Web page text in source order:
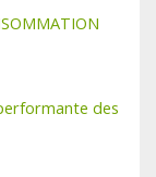
des